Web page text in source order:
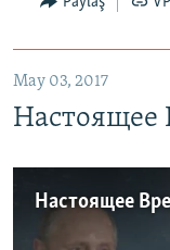
May 03, 2017
Настоящее
Настоящее